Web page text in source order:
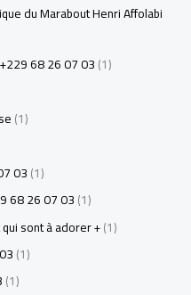
du Marabout Henri Affolabi
68 26 07 03(1)
(1)
03(1)
68 26 07 03(1)
sont à adorer +(1)
(1)
(1)